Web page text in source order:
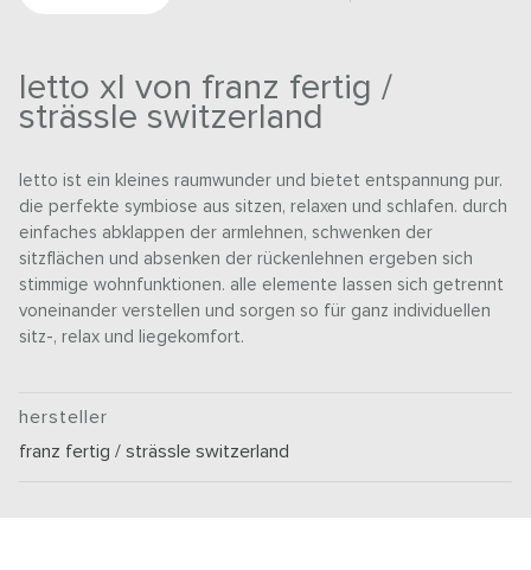
letto xl von franz fertig /
strässle switzerland
letto ist ein kleines raumwunder und bietet entspannung pur.
die perfekte symbiose aus sitzen, relaxen und schlafen. durch
einfaches abklappen der armlehnen, schwenken der
sitzflächen und absenken der rückenlehnen ergeben sich
stimmige wohnfunktionen. alle elemente lassen sich getrennt
voneinander verstellen und sorgen so für ganz individuellen
sitz-, relax und liegekomfort.
hersteller
franz fertig / strässle switzerland